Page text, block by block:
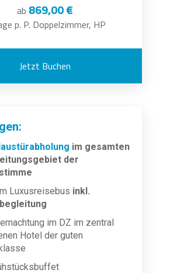
ab 869,00 €
p. P. Doppelzimmer, HP
Jetzt Buchen
im gesamten
der
Luxusreisebus inkl.
im DZ im zentral
Hotel der guten